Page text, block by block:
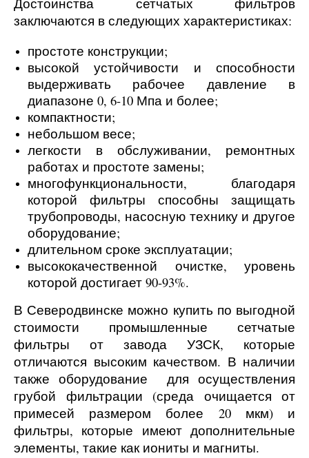
заключаются в следующих характеристиках:
простоте конструкции;
высокой устойчивости и способности
выдерживать рабочее давление в
диапазоне 0, 6-10 Мпа и более;
компактности;
небольшом весе;
легкости в обслуживании, ремонтных
работах и простоте замены;
многофункциональности, благодаря
которой фильтры способны защищать
трубопроводы, насосную технику и другое
оборудование;
длительном сроке эксплуатации;
высококачественной очистке, уровень
которой достигает 90-93%.
В Северодвинске можно купить по выгодной
стоимости промышленные сетчатые
фильтры от завода УЗСК, которые
отличаются высоким качеством. В наличии
также оборудование для осуществления
грубой фильтрации (среда очищается от
примесей размером более 20 мкм) и
фильтры, которые имеют дополнительные
элементы, такие как иониты и магниты.